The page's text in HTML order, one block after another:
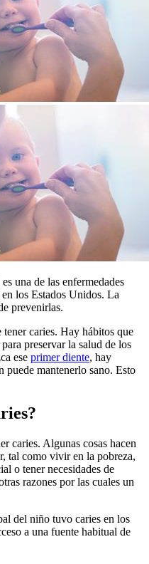
una de las enfermedades
los Estados Unidos. La
prevenirlas.
caries. Hay hábitos que
preservar la salud de los
ese primer diente, hay
puede mantenerlo sano. Esto
caries. Algunas cosas hacen
tal como vivir en la pobreza,
o tener necesidades de
razones por las cuales un
del niño tuvo caries en los
a una fuente habitual de